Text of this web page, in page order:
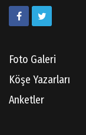
Foto Galeri
Köşe Yazarları
Anketler